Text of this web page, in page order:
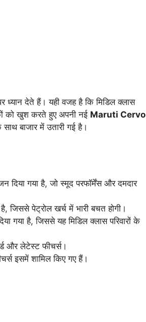
ध्यान देते हैं। यही वजह है कि मिडिल क्लास
को खुश करते हुए अपनी नई Maruti Cervo
बाजार में उतारी गई है।
गया है, जो स्मूद परफॉर्मेंस और दमदार
जिससे पेट्रोल खर्च में भारी बचत होगी।
गया है, जिससे यह मिडिल क्लास परिवारों के
और लेटेस्ट फीचर्स।
इसमें शामिल किए गए हैं।